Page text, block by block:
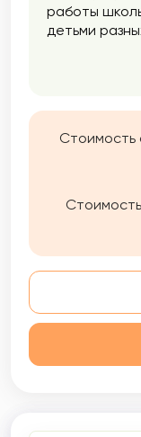
работы
детьми
Стоимость